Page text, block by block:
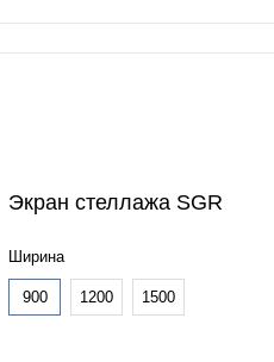
Экран стеллажа SGR
Ширина
900 1200 1500